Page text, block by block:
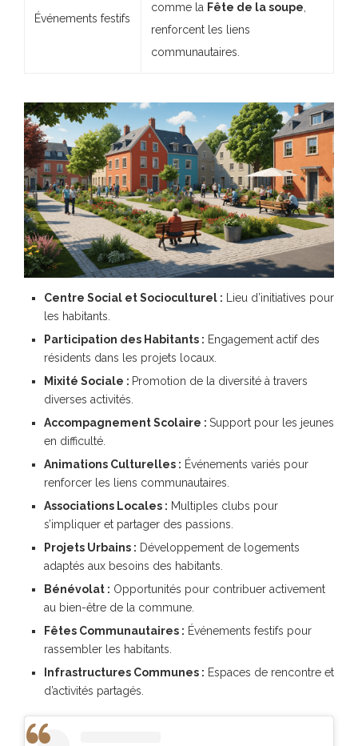
Événements festifs
comme la Fête de la soupe,
renforcent les liens
communautaires.
Centre Social et Socioculturel : Lieu d’initiatives pour
les habitants.
Participation des Habitants : Engagement actif des
résidents dans les projets locaux.
Mixité Sociale : Promotion de la diversité à travers
diverses activités.
Accompagnement Scolaire : Support pour les jeunes
en difficulté.
Animations Culturelles : Événements variés pour
renforcer les liens communautaires.
Associations Locales : Multiples clubs pour
s’impliquer et partager des passions.
Projets Urbains : Développement de logements
adaptés aux besoins des habitants.
Bénévolat : Opportunités pour contribuer activement
au bien-être de la commune.
Fêtes Communautaires : Événements festifs pour
rassembler les habitants.
Infrastructures Communes : Espaces de rencontre et
d’activités partagés.